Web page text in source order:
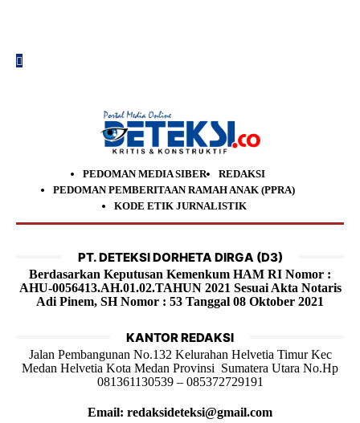
PEDOMAN MEDIA SIBER
REDAKSI
PEDOMAN PEMBERITAAN RAMAH ANAK (PPRA)
KODE ETIK JURNALISTIK
PT. DETEKSI DORHETA DIRGA (D3)
Berdasarkan Keputusan Kemenkum HAM RI Nomor :
AHU-0056413.AH.01.02.TAHUN 2021 Sesuai Akta Notaris
Adi Pinem, SH Nomor : 53 Tanggal 08 Oktober 2021
KANTOR REDAKSI
Jalan Pembangunan No.132 Kelurahan Helvetia Timur Kec
Medan Helvetia Kota Medan Provinsi Sumatera Utara No.Hp
081361130539 – 085372729191
Email: redaksideteksi@gmail.com